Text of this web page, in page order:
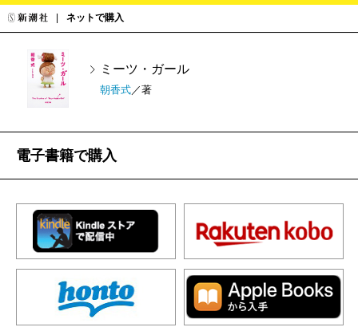
ネットで購入
ミーツ・ガール
朝香式 ／著
電子書籍で購入